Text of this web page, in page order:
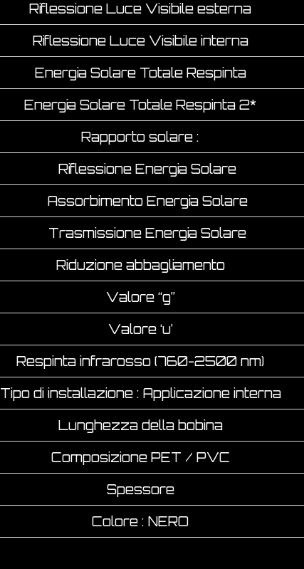
Riflessione Luce Visibile esterna
Riflessione Luce Visibile interna
Energia Solare Totale Respinta
Energia Solare Totale Respinta 2*
Rapporto solare :
Riflessione Energia Solare
Assorbimento Energia Solare
Trasmissione Energia Solare
Riduzione abbagliamento
Valore “g”
Valore ‘u’
Respinta infrarosso (760-2500 nm)
Tipo di installazione : Applicazione interna
Lunghezza della bobina
Composizione PET / PVC
Spessore
Colore : NERO